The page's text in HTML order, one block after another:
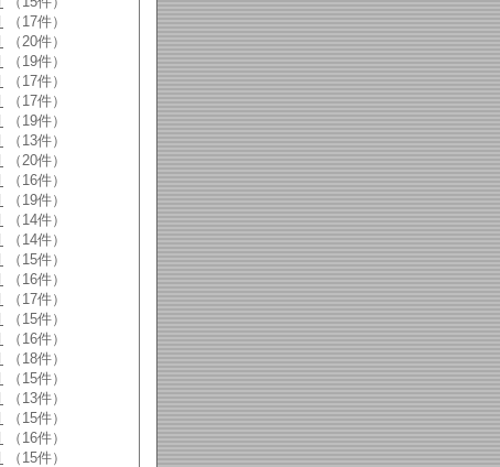
（17件）
（20件）
（19件）
（17件）
（17件）
（19件）
（13件）
（20件）
（16件）
（19件）
（14件）
（14件）
（15件）
（16件）
（17件）
（15件）
（16件）
（18件）
（15件）
（13件）
（15件）
（16件）
（15件）